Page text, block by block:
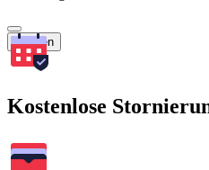
Suchen
Kostenlose